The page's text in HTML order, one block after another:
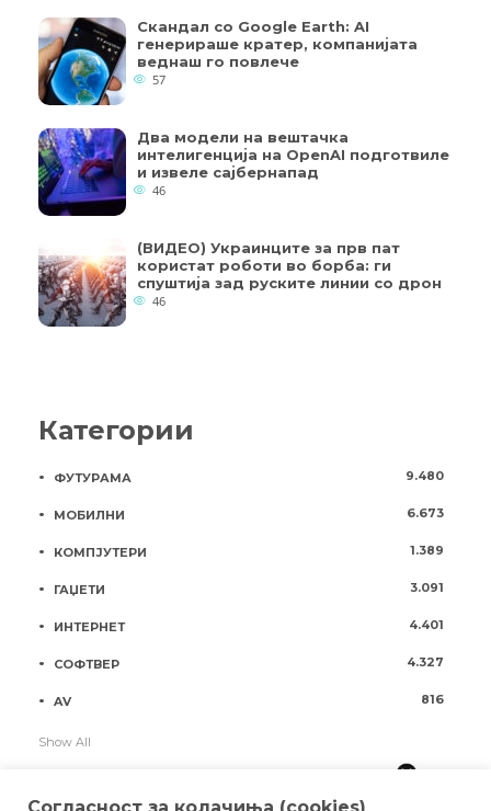
Скандал со Google Earth: AI
генерираше кратер, компанијата
веднаш го повлече
57
Два модели на вештачка
интелигенција на OpenAI подготвиле
и извеле сајбернапад
46
(ВИДЕО) Украинците за прв пат
користат роботи во борба: ги
спуштија зад руските линии со дрон
46
Категории
ФУТУРАМА 9.480
МОБИЛНИ 6.673
КОМПЈУТЕРИ 1.389
ГАЏЕТИ 3.091
ИНТЕРНЕТ 4.401
СОФТВЕР 4.327
AV 816
Show All